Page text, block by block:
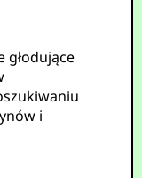
głodujące
i